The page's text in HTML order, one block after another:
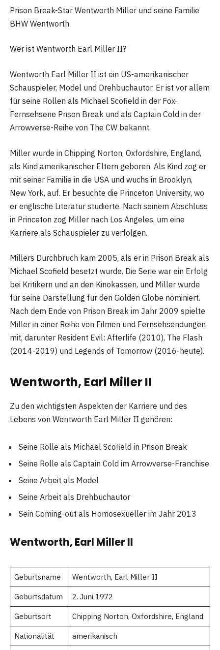
Prison Break-Star Wentworth Miller und seine Familie
BHW Wentworth
Wer ist Wentworth Earl Miller II?
Wentworth Earl Miller II ist ein US-amerikanischer
Schauspieler, Model und Drehbuchautor. Er ist vor allem
für seine Rollen als Michael Scofield in der Fox-
Fernsehserie Prison Break und als Captain Cold in der
Arrowverse-Reihe von The CW bekannt.
Miller wurde in Chipping Norton, Oxfordshire, England,
als Kind amerikanischer Eltern geboren. Als Kind zog er
mit seiner Familie in die USA und wuchs in Brooklyn,
New York, auf. Er besuchte die Princeton University, wo
er englische Literatur studierte. Nach seinem Abschluss
in Princeton zog Miller nach Los Angeles, um eine
Karriere als Schauspieler zu verfolgen.
Millers Durchbruch kam 2005, als er in Prison Break als
Michael Scofield besetzt wurde. Die Serie war ein Erfolg
bei Kritikern und an den Kinokassen, und Miller wurde
für seine Darstellung für den Golden Globe nominiert.
Nach dem Ende von Prison Break im Jahr 2009 spielte
Miller in einer Reihe von Filmen und Fernsehsendungen
mit, darunter Resident Evil: Afterlife (2010), The Flash
(2014-2019) und Legends of Tomorrow (2016-heute).
Wentworth, Earl Miller II
Zu den wichtigsten Aspekten der Karriere und des
Lebens von Wentworth Earl Miller II gehören:
Seine Rolle als Michael Scofield in Prison Break
Seine Rolle als Captain Cold im Arrowverse-Franchise
Seine Arbeit als Model
Seine Arbeit als Drehbuchautor
Sein Coming-out als Homosexueller im Jahr 2013
Wentworth, Earl Miller II
Geburtsname Wentworth, Earl Miller II
Geburtsdatum 2. Juni 1972
Geburtsort Chipping Norton, Oxfordshire, England
Nationalität amerikanisch